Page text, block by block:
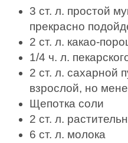
3 ст. л. простой
прекрасно
2 ст. л. какао-
1/4 ч. л.
2 ст. л. сахарной
взрослой, но
Щепотка соли
2 ст. л.
6 ст. л. молока